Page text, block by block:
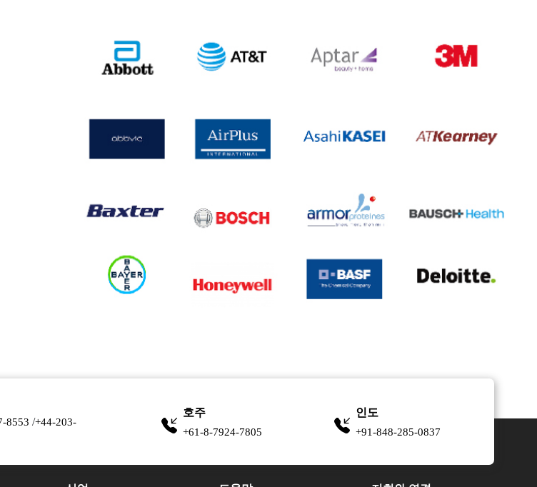
8553/+44-203-
호주
+61-8-7924-7805
인도
+91-848-285-0837